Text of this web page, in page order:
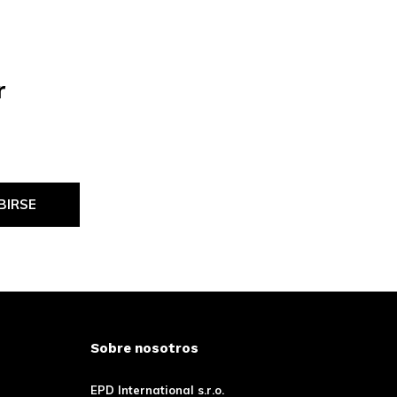
Sobre nosotros
EPD International s.r.o.